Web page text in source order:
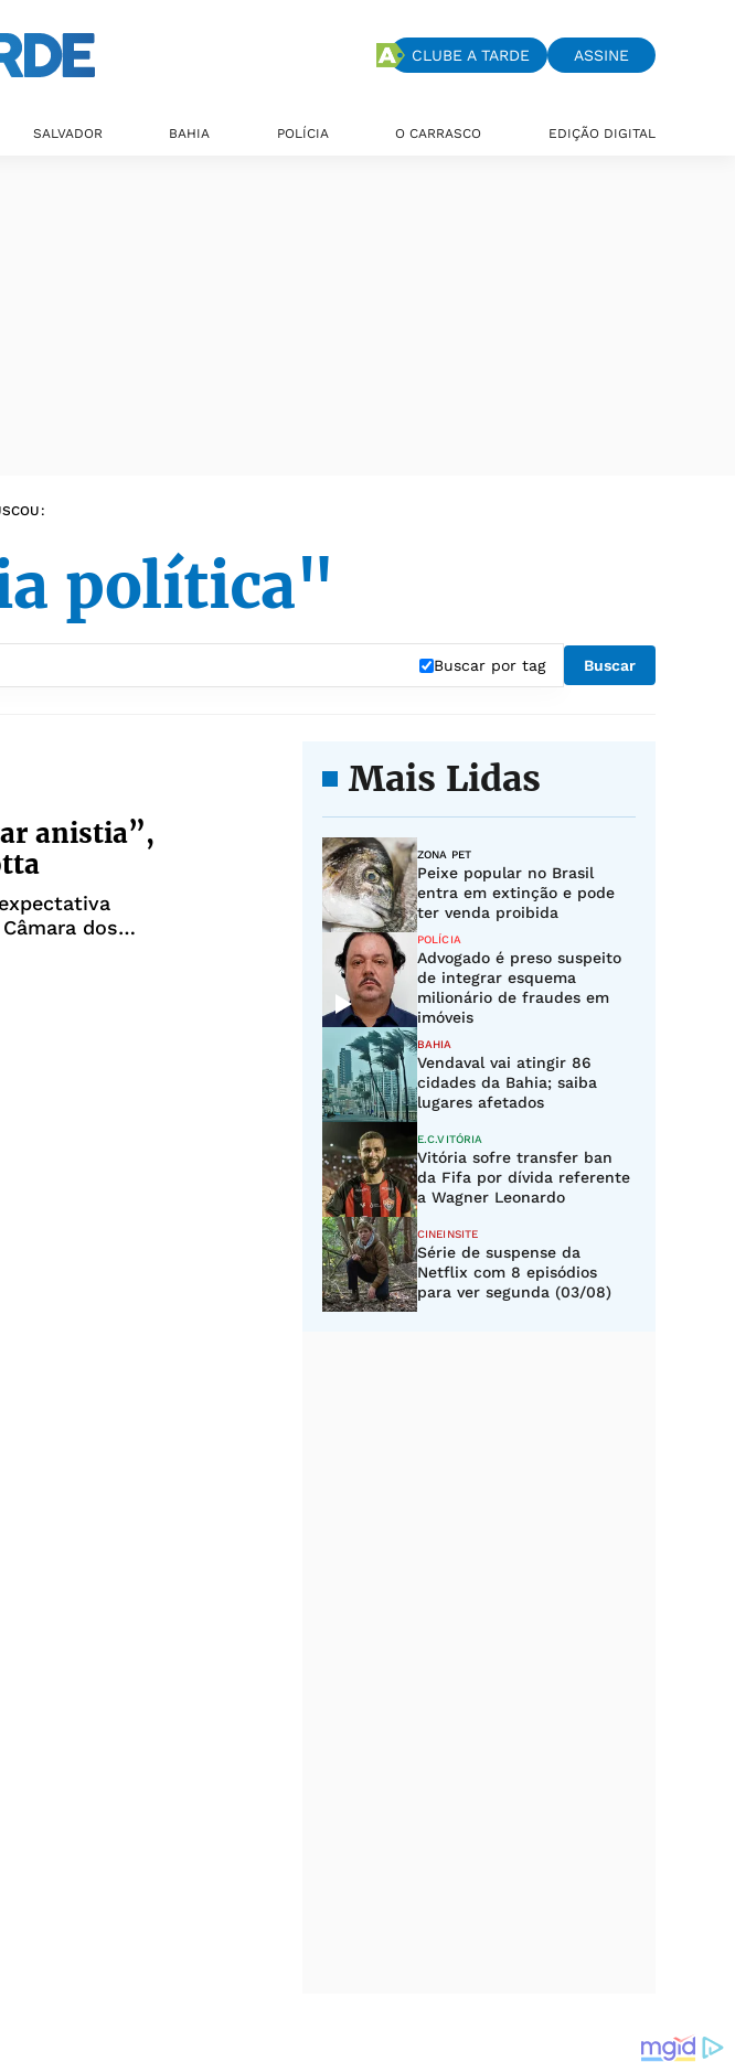
CLUBE A TARDE ASSINE
SALVADOR BAHIA POLÍCIA O CARRASCO EDIÇÃO DIGITAL
política"
Buscar por tag Buscar
anistia”,
dos
Mais Lidas
ZONA PET
Peixe popular no Brasil
entra em extinção e pode
ter venda proibida
POLÍCIA
Advogado é preso suspeito
de integrar esquema
milionário de fraudes em
imóveis
BAHIA
Vendaval vai atingir 86
cidades da Bahia; saiba
lugares afetados
E.C.VITÓRIA
Vitória sofre transfer ban
da Fifa por dívida referente
a Wagner Leonardo
CINEINSITE
Série de suspense da
Netflix com 8 episódios
para ver segunda (03/08)